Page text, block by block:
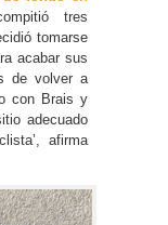
tres
tomarse
acabar sus
de volver a
con Brais y
adecuado
afirma